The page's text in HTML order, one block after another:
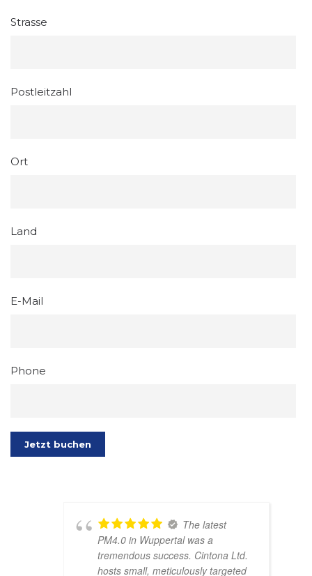
Strasse
Postleitzahl
Ort
Land
E-Mail
Phone
The latest
PM4.0 in Wuppertal was a
tremendous success. Cintona Ltd.
hosts small, meticulously targeted